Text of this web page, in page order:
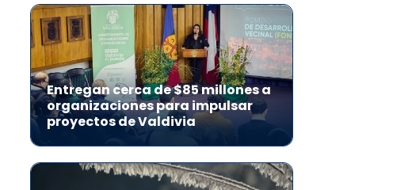
Entregan cerca de $85 millones a
organizaciones para impulsar
proyectos de Valdivia